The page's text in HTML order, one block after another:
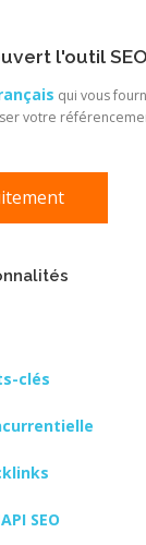
l'outil
qui vous
votre
clés
SEO